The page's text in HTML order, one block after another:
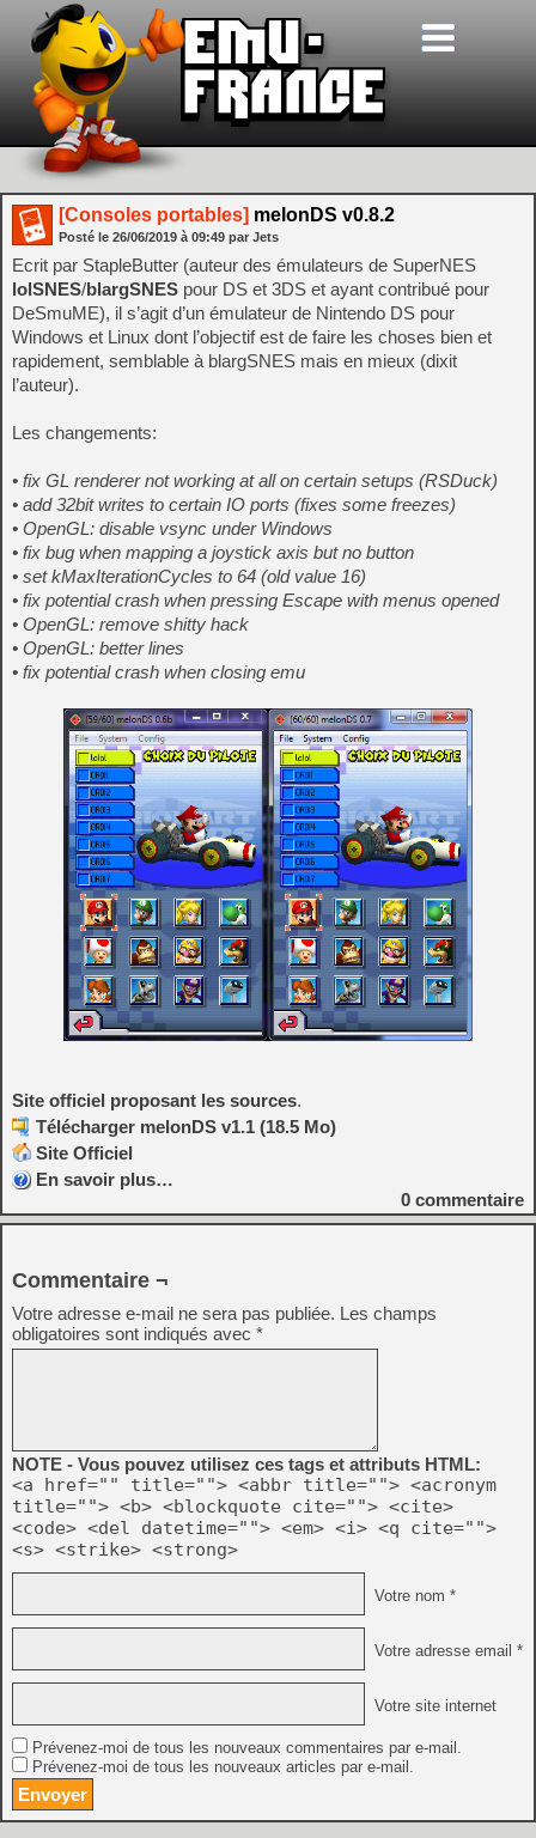
[Consoles portables] melonDS v0.8.2
Posté le 26/06/2019 à 09:49 par Jets
Ecrit par StapleButter (auteur des émulateurs de SuperNES
lolSNES/blargSNES pour DS et 3DS et ayant contribué pour
DeSmuME), il s’agit d’un émulateur de Nintendo DS pour
Windows et Linux dont l’objectif est de faire les choses bien et
rapidement, semblable à blargSNES mais en mieux (dixit
l’auteur).
Les changements:
• fix GL renderer not working at all on certain setups (RSDuck)
• add 32bit writes to certain IO ports (fixes some freezes)
• OpenGL: disable vsync under Windows
• fix bug when mapping a joystick axis but no button
• set kMaxIterationCycles to 64 (old value 16)
• fix potential crash when pressing Escape with menus opened
• OpenGL: remove shitty hack
• OpenGL: better lines
• fix potential crash when closing emu
Site officiel proposant les sources.
Télécharger melonDS v1.1 (18.5 Mo)
Site Officiel
En savoir plus…
0 commentaire
Commentaire ¬
Votre adresse e-mail ne sera pas publiée. Les champs
obligatoires sont indiqués avec *
NOTE - Vous pouvez utilisez ces tags et attributs HTML:
<a href="" title=""> <abbr title=""> <acronym
title=""> <b> <blockquote cite=""> <cite>
<code> <del datetime=""> <em> <i> <q cite="">
<s> <strike> <strong>
Votre nom *
Votre adresse email *
Votre site internet
Prévenez-moi de tous les nouveaux commentaires par e-mail.
Prévenez-moi de tous les nouveaux articles par e-mail.